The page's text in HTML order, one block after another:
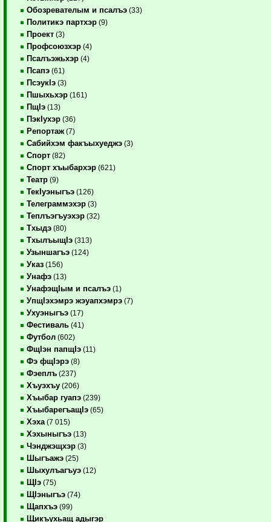
Обозревателым и псалъэ (33)
Политикэ партхэр (9)
Проект (3)
Профсоюзхэр (4)
Псалъэжьхэр (4)
Псапэ (61)
ПсэукIэ (3)
Пшыхьхэр (161)
ПщIэ (13)
ПэкIухэр (36)
Репортаж (7)
Сабийхэм факъыхуеджэ (3)
Спорт (82)
Спорт хъыбархэр (621)
Театр (9)
ТекIуэныгъэ (126)
Телеграммэхэр (3)
Теплъэгъуэхэр (32)
Тхыдэ (80)
ТхылъыщIэ (313)
Узыншагъэ (124)
Указ (156)
Унафэ (13)
УнафэщIым и псалъэ (1)
УпщIэхэмрэ жэуапхэмрэ (7)
Ухуэныгъэ (17)
Фестиваль (41)
Футбол (602)
ФщIэн папщIэ (11)
Фэ фщIэрэ (8)
Фэеплъ (237)
Хъуэхъу (206)
Хъыбар гуапэ (239)
ХъыбарегъащIэ (65)
Хэха (7 015)
Хэхыныгъэ (13)
Чэнджэщхэр (3)
Шыгъажэ (25)
Шыхулъагъуэ (12)
ЩIэ (75)
ЩIэныгъэ (74)
Щапхъэ (99)
Щикъухьащ адыгэр